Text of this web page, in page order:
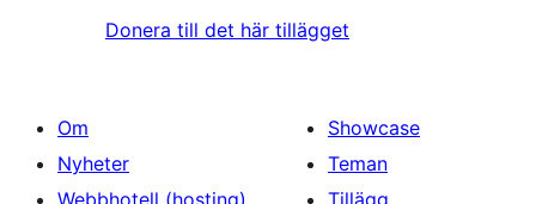
Donera till det här tillägget
Om
Nyheter
Webbhotell (hosting)
Showcase
Teman
Tillägg